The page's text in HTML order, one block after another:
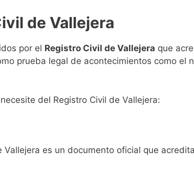
de Vallejera
por el Registro Civil de Vallejera que
prueba legal de acontecimientos como el
del Registro Civil de Vallejera:
es un documento oficial que